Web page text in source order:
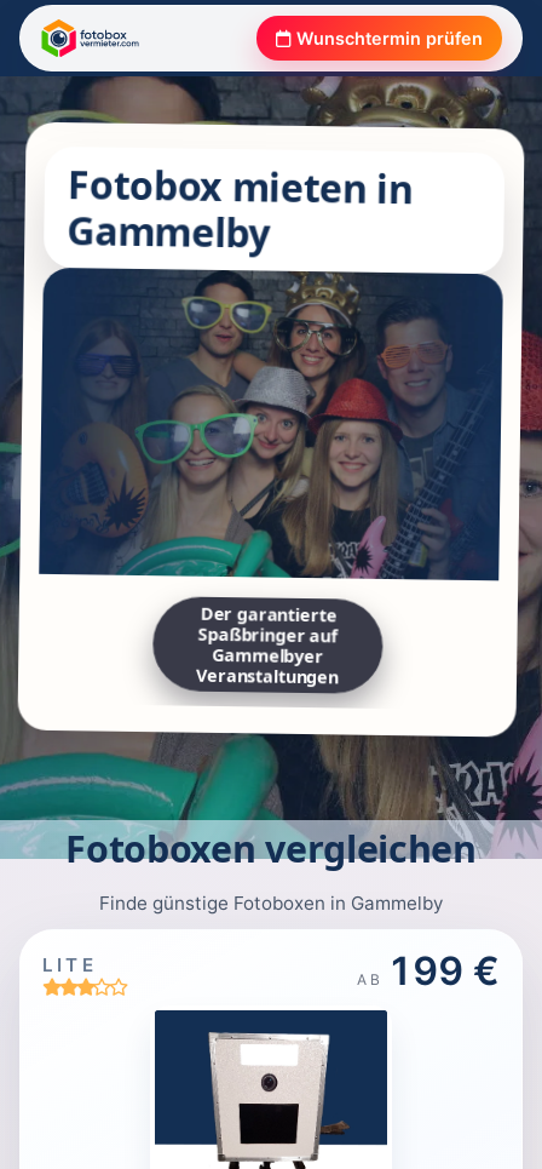
Wunschtermin prüfen
Fotobox mieten in
Gammelby
Der garantierte
Spaßbringer auf
Gammelbyer
Veranstaltungen
Fotoboxen vergleichen
Finde günstige Fotoboxen in Gammelby
LITE
AB 199 €